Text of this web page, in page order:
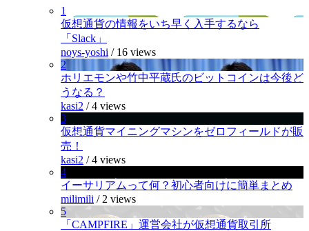
1
仮想通貨の情報をいち早く入手するなら
「Slack」
noys-yoshi / 16 views
2
ホリエモンや竹中平蔵氏のビットコインは今後ど
うなる？
kasi2 /4 views
3
仮想通貨マイニングマシンをゼロフィールドが販
売！
kasi2 /4 views
4
イーサリアムって何？初心者向けに簡単まとめ
milimili / 2 views
5
「CAMPFIRE」運営会社が仮想通貨取引所